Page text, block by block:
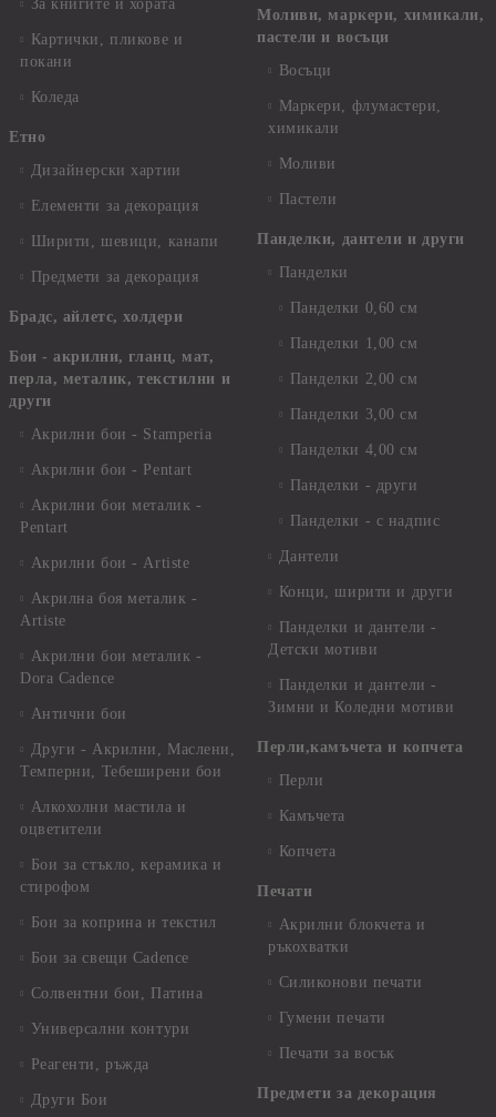
За книгите и хората
Картички, пликове и
покани
Коледа
Етно
Дизайнерски хартии
Елементи за декорация
Ширити, шевици, канапи
Предмети за декорация
Брадс, айлетс, холдери
Бои - акрилни, гланц, мат,
перла, металик, текстилни и
други
Акрилни бои - Stamperia
Акрилни бои - Pentart
Акрилни бои металик -
Pentart
Акрилни бои - Artiste
Акрилна боя металик -
Artiste
Акрилни бои металик -
Dora Cadence
Антични бои
Други - Акрилни, Маслени,
Темперни, Тебеширени бои
Алкохолни мастила и
оцветители
Бои за стъкло, керамика и
стирофом
Бои за коприна и текстил
Бои за свещи Cadence
Солвентни бои, Патина
Универсални контури
Реагенти, ръжда
Други Бои
Моливи, маркери, химикали,
пастели и восъци
Восъци
Маркери, флумастери,
химикали
Моливи
Пастели
Панделки, дантели и други
Панделки
Панделки 0,60 см
Панделки 1,00 см
Панделки 2,00 см
Панделки 3,00 см
Панделки 4,00 см
Панделки - други
Панделки - с надпис
Дантели
Конци, ширити и други
Панделки и дантели -
Детски мотиви
Панделки и дантели -
Зимни и Коледни мотиви
Перли,камъчета и копчета
Перли
Камъчета
Копчета
Печати
Акрилни блокчета и
ръкохватки
Силиконови печати
Гумени печати
Печати за восък
Предмети за декорация